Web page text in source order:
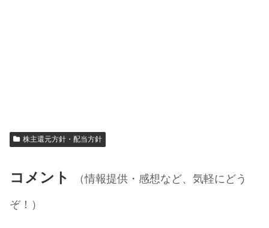
株主還元方針・配当方針
コメント
（情報提供・感想など、気軽にどう
ぞ！）